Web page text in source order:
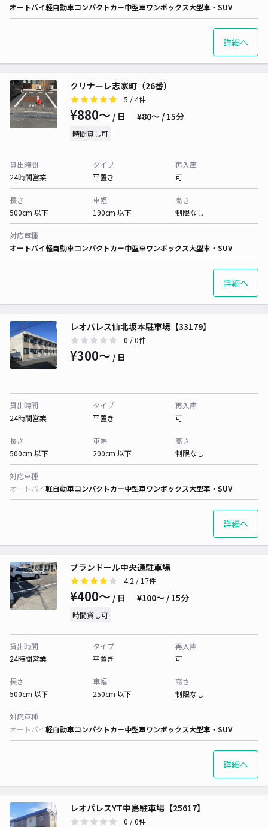
オートバイ軽自動車コンパクトカー中型車ワンボックス大型車・SUV
詳細へ
クリナーレ志家町（26番）
5 / 4件
¥880〜 / 日 ¥80〜 / 15分
時間貸し可
貸出時間
24時間営業
タイプ
平置き
再入庫
可
長さ
500cm 以下
車幅
190cm 以下
高さ
制限なし
対応車種
オートバイ軽自動車コンパクトカー中型車ワンボックス大型車・SUV
詳細へ
レオパレス仙北坂本駐車場【33179】
0 / 0件
¥300〜 / 日
貸出時間
24時間営業
タイプ
平置き
再入庫
可
長さ
500cm 以下
車幅
200cm 以下
高さ
制限なし
対応車種
オートバイ軽自動車コンパクトカー中型車ワンボックス大型車・SUV
詳細へ
プランドール中央通駐車場
4.2 / 17件
¥400〜 / 日 ¥100〜 / 15分
時間貸し可
貸出時間
24時間営業
タイプ
平置き
再入庫
可
長さ
500cm 以下
車幅
250cm 以下
高さ
制限なし
対応車種
オートバイ軽自動車コンパクトカー中型車ワンボックス大型車・SUV
詳細へ
レオパレスYT中島駐車場【25617】
0 / 0件